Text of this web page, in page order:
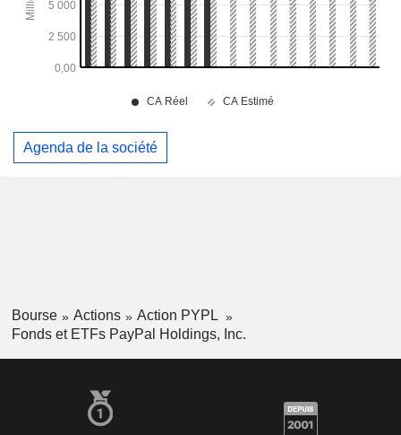
Agenda de la société
Bourse Actions
Action PYPL
Fonds et ETFs PayPal Holdings, Inc.